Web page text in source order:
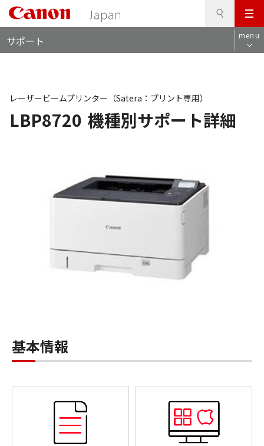
メ
ニ
ュ
サポート menu
LBP8720 機種別サポート詳細
レーザービームプリンター（Satera：プリント専用）
基本情報